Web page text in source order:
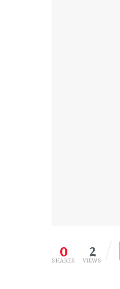
0
SHARES 2
VIEWS